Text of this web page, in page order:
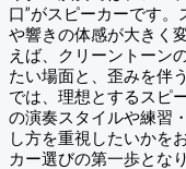
口”がスピーカーです
や響きの体感が大きく
えば、クリーントーン
たい場面と、歪みを伴
では、理想とするスピ
の演奏スタイルや練習
し方を重視したいかを
カー選びの第一歩とな